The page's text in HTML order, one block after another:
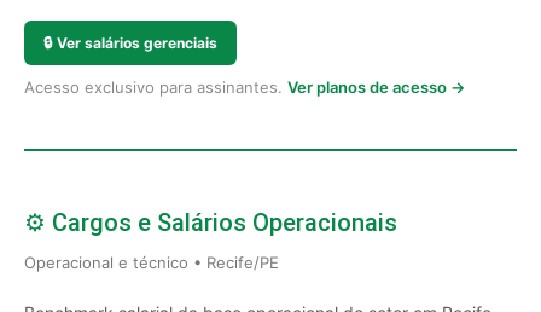
🔒 Ver salários gerenciais
Acesso exclusivo para assinantes. Ver planos de acesso →
⚙️ Cargos e Salários Operacionais
Operacional e técnico • Recife/PE